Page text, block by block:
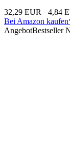
32,29 EUR −4,84
Bei Amazon
AngebotBestseller